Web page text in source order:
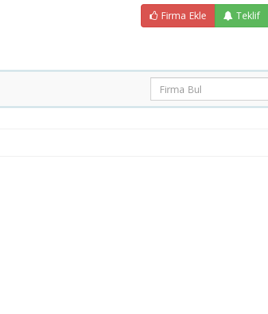
Firma Ekle Teklif